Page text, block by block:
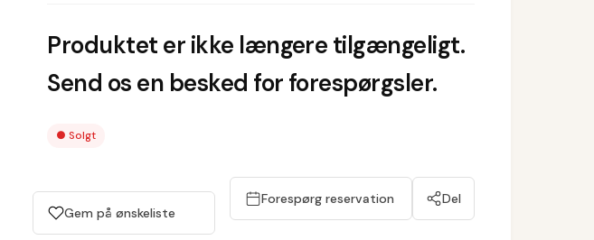
Produktet er ikke længere tilgængeligt.
Send os en besked for forespørgsler.
●Solgt
Gem på ønskeliste
Forespørg reservation Del